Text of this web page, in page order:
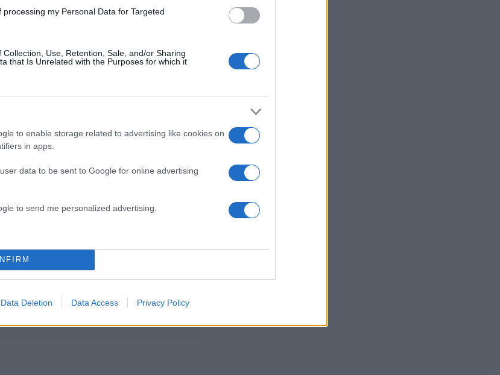
processing my Personal Data for Targeted
Collection, Use, Retention, Sale, and/or Sharing
that Is Unrelated with the Purposes for which it
to enable storage related to advertising like cookies on
in apps.
data to be sent to Google for online advertising
to send me personalized advertising.
Data Deletion Data Access Privacy Policy
Υποβολή σχολίου
ΑΝΑΣΚΟΠΗΣΗ
ΦΥΣΗ
στο Google Newsκαι ενημερωθείτε